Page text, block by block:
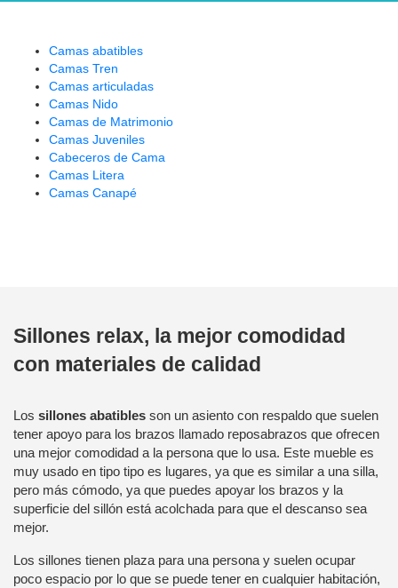
Camas abatibles
Camas Tren
Camas articuladas
Camas Nido
Camas de Matrimonio
Camas Juveniles
Cabeceros de Cama
Camas Litera
Camas Canapé
Sillones relax, la mejor comodidad
con materiales de calidad
Los sillones abatibles son un asiento con respaldo que suelen
tener apoyo para los brazos llamado reposabrazos que ofrecen
una mejor comodidad a la persona que lo usa. Este mueble es
muy usado en tipo tipo es lugares, ya que es similar a una silla,
pero más cómodo, ya que puedes apoyar los brazos y la
superficie del sillón está acolchada para que el descanso sea
mejor.
Los sillones tienen plaza para una persona y suelen ocupar
poco espacio por lo que se puede tener en cualquier habitación,